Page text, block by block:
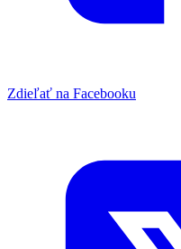
Zdieľať na Facebooku